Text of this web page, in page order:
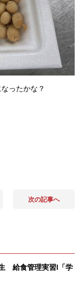
ったかな？
次の記事へ
給食管理実習Ⅰ「学